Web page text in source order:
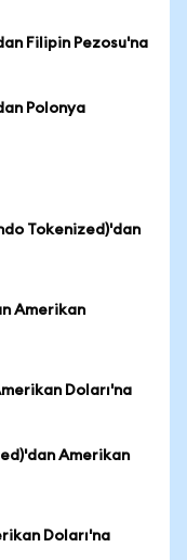
Filipin Pezosu'na
Polonya
Tokenized)'dan
Amerikan
Doları'na
Amerikan
Doları'na